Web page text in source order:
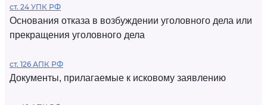
ст. 24 УПК РФ
Основания отказа в возбуждении уголовного дела или
прекращения уголовного дела
ст. 126 АПК РФ
Документы, прилагаемые к исковому заявлению